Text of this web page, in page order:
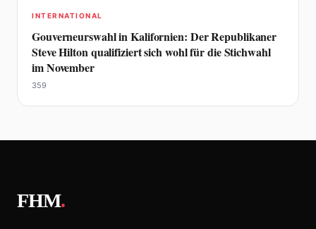
INTERNATIONAL
Gouverneurswahl in Kalifornien: Der Republikaner
Steve Hilton qualifiziert sich wohl für die Stichwahl
im November
359
FHM.